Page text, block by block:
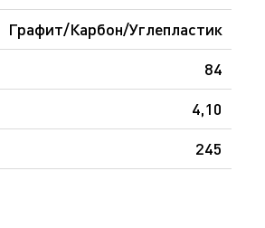
Графит/Карбон/Углепластик
84
4,10
245